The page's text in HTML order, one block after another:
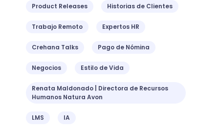
Product Releases Historias de Clientes
Trabajo Remoto Expertos HR
Crehana Talks Pago de Nómina
Negocios Estilo de Vida
Renata Maldonado | Directora de Recursos
Humanos Natura Avon
LMS IA